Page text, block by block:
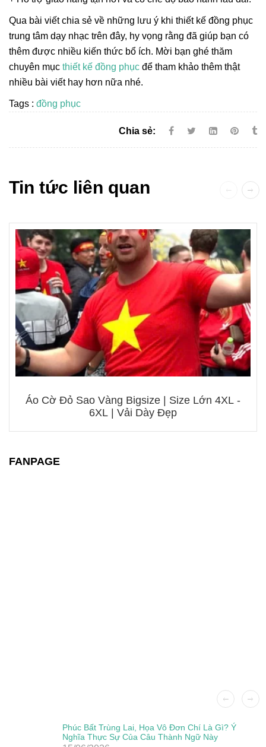
Qua bài viết chia sẻ về những lưu ý khi thiết kế đồng phục
trung tâm dạy nhạc trên đây, hy vọng rằng đã giúp bạn có
thêm được nhiều kiến thức bổ ích. Mời bạn ghé thăm
chuyên mục thiết kế đồng phục để tham khảo thêm thật
nhiều bài viết hay hơn nữa nhé.
Tags : đồng phục
Chia sẻ:
Tin tức liên quan
Áo Cờ Đỏ Sao Vàng Bigsize | Size Lớn 4XL -
6XL | Vải Dày Đẹp
FANPAGE
Phúc Bất Trùng Lai, Họa Vô Đơn Chí Là Gì? Ý
Nghĩa Thực Sự Của Câu Thành Ngữ Này